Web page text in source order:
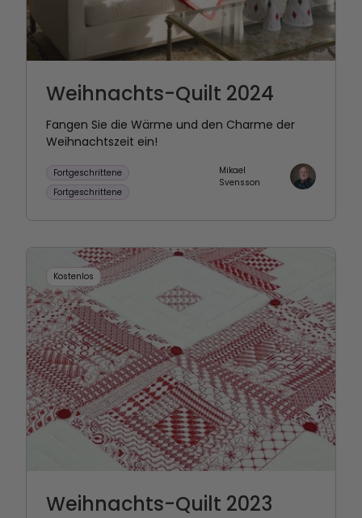
Weihnachts-Quilt 2024
Fangen Sie die Wärme und den Charme der
Weihnachtszeit ein!
Fortgeschrittene
Fortgeschrittene
Mikael
Svensson
Kostenlos
Weihnachts-Quilt 2023